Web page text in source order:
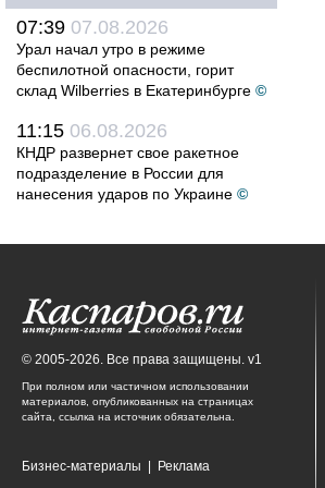
07:39 07.08.2026
Урал начал утро в режиме
беспилотной опасности, горит
склад Wilberries в Екатеринбурге ©
11:15 06.08.2026
КНДР развернет свое ракетное
подразделение в России для
нанесения ударов по Украине ©
© 2005-2026. Все права защищены. v1
При полном или частичном использовании
материалов, опубликованных на страницах
сайта, ссылка на источник обязательна.
Бизнес-материалы Реклама